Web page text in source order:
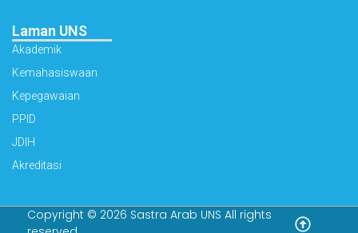
Laman UNS
Akademik
Kemahasiswaan
Kepegawaian
PPID
JDIH
Akreditasi
Copyright © 2026 Sastra Arab UNS All rights